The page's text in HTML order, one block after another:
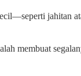
jahitan
membuat